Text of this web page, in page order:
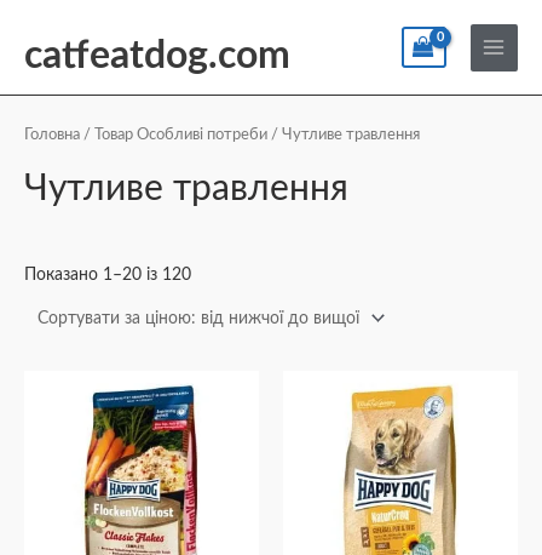
catfeatdog.com
Main
Menu
Головна / Товар Особливі потреби / Чутливе травлення
Чутливе травлення
Показано 1–20 із 120
ціною:
до
найвищої